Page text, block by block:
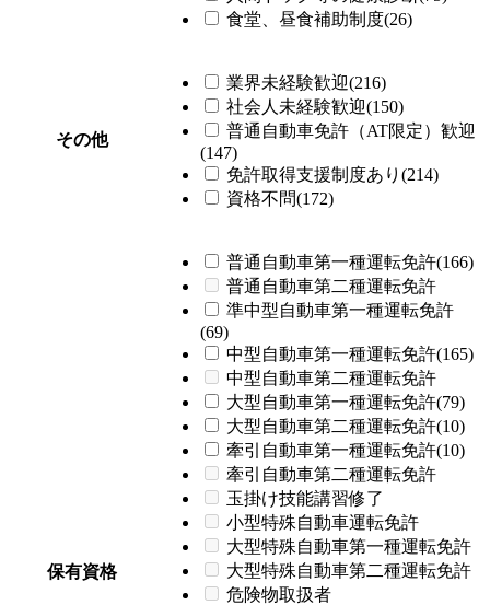
食堂、昼食補助制度(26)
その他
業界未経験歓迎(216)
社会人未経験歓迎(150)
普通自動車免許（AT限定）歓迎
(147)
免許取得支援制度あり(214)
資格不問(172)
保有資格
普通自動車第一種運転免許(166)
普通自動車第二種運転免許
準中型自動車第一種運転免許
(69)
中型自動車第一種運転免許(165)
中型自動車第二種運転免許
大型自動車第一種運転免許(79)
大型自動車第二種運転免許(10)
牽引自動車第一種運転免許(10)
牽引自動車第二種運転免許
玉掛け技能講習修了
小型特殊自動車運転免許
大型特殊自動車第一種運転免許
大型特殊自動車第二種運転免許
危険物取扱者